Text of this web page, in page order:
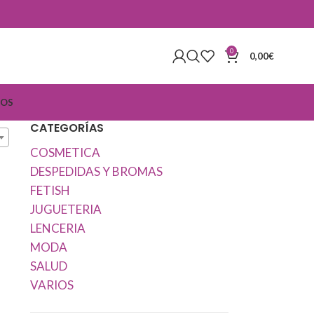
0 0,00€
CATEGORÍAS
COSMETICA
DESPEDIDAS Y BROMAS
FETISH
JUGUETERIA
LENCERIA
MODA
SALUD
VARIOS